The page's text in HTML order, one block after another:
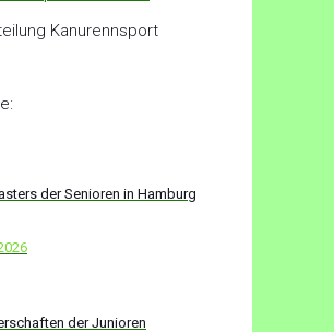
Kanurennsport
der Senioren in Hamburg
der Junioren